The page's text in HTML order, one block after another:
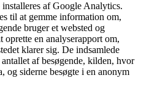
af Google Analytics.
til at gemme information om,
bruger et websted og
oprette en analyserapport om,
klarer sig. De indsamlede
af besøgende, kilden, hvor
og siderne besøgte i en anonym